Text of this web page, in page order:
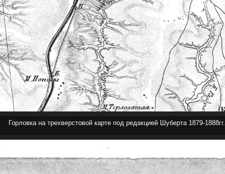
Горловка на трехверстовой карте под редакцией Шуберта 1879-1888гг.